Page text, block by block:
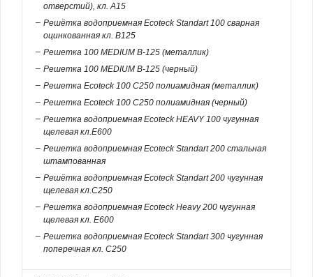
отверстий), кл. А15
Решётка водоприемная Ecoteck Standart 100 сварная
оцинкованная кл. B125
Решетка 100 MEDIUM В-125 (металлик)
Решетка 100 MEDIUM В-125 (черный)
Решетка Ecoteck 100 C250 полиамидная (металлик)
Решетка Ecoteck 100 C250 полиамидная (черный)
Решетка водоприемная Ecoteck HEAVY 100 чугунная
щелевая кл.E600
Решетка водоприемная Ecoteck Standart 200 стальная
штампованная
Решётка водоприемная Ecoteck Standart 200 чугунная
щелевая кл.C250
Решетка водоприемная Ecoteck Heavy 200 чугунная
щелевая кл. Е600
Решетка водоприемная Ecoteck Standart 300 чугунная
поперечная кл. С250